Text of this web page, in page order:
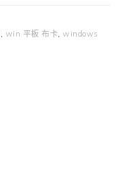
, win 平板 布卡,windows